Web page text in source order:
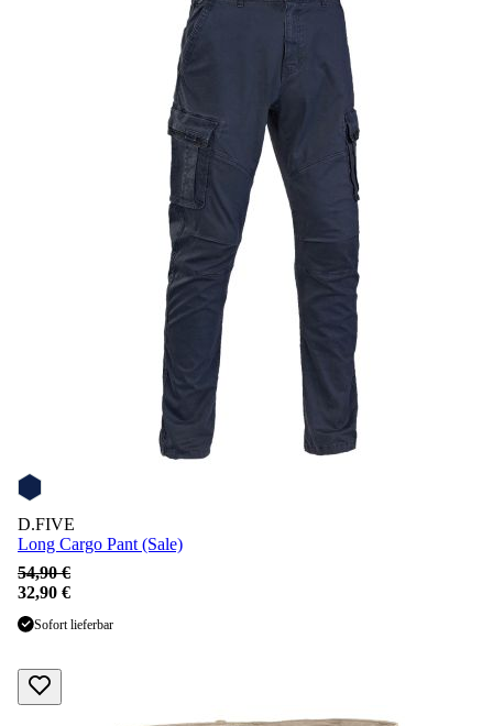
D.FIVE
Long Cargo Pant (Sale)
54,90 €
32,90 €
Sofort lieferbar